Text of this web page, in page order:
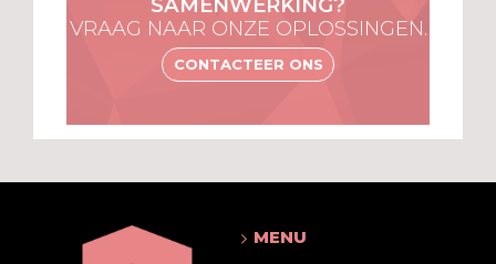
SAMENWERKING?
VRAAG NAAR ONZE OPLOSSINGEN.
CONTACTEER ONS
MENU